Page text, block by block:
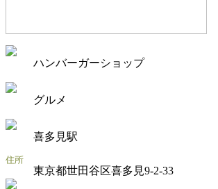
ハンバーガーショップ
グルメ
喜多見駅
東京都世田谷区喜多見9-2-33